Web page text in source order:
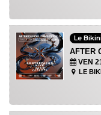
Le
AFTER
VEN
LE